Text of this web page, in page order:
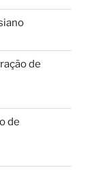
de
de